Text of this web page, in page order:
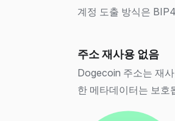
계정 도출 방식은
주소 재사용 없음
Dogecoin 주소는 재
한 메타데이터는 보호